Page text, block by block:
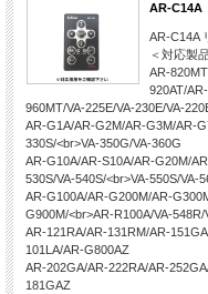
AR-C14A
AR-C14A
＜対応製
AR-
920AT/
960MT/VA-225E/VA-230E/VA-
AR-G1A/AR-G2M/AR-G3M/AR-
330S/<br>VA-350G/VA-360G
AR-G10A/AR-S10A/AR-G20M/
530S/VA-540S/<br>VA-550S/VA-
AR-G100A/AR-G200M/AR-
G900M/<br>AR-R100A/VA-
AR-121RA/AR-131RM/AR-
101LA/AR-G800AZ
AR-202GA/AR-222RA/AR-
181GAZ